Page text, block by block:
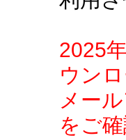
2025
ウン
メー
をご